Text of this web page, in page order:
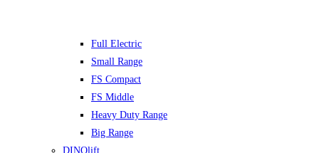
Full Electric
Small Range
FS Compact
FS Middle
Heavy Duty Range
Big Range
DINOlift